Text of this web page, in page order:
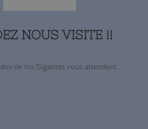
NOUS VISITE !!
de los Gigantes vous attendent.